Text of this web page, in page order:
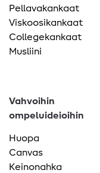
Pellavakankaat
Viskoosikankaat
Collegekankaat
Musliini
Vahvoihin
ompeluideioihin
Huopa
Canvas
Keinonahka